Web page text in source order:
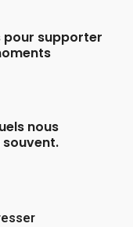
pour supporter
nous